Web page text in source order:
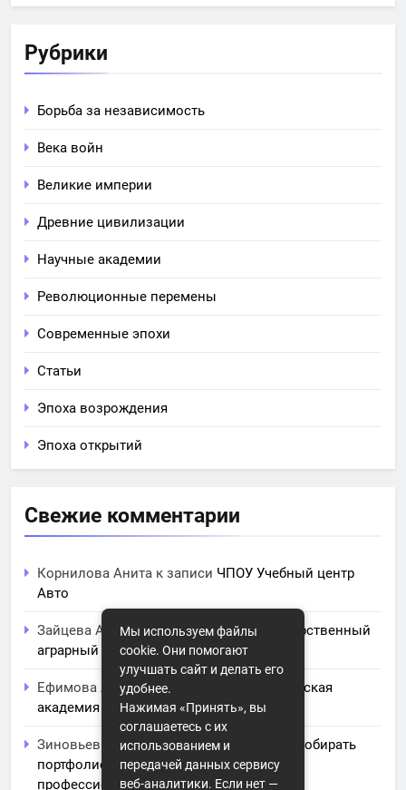
Рубрики
Борьба за независимость
Века войн
Великие империи
Древние цивилизации
Научные академии
Революционные перемены
Современные эпохи
Статьи
Эпоха возрождения
Эпоха открытий
Свежие комментарии
Корнилова Анита к записи ЧПОУ Учебный центр
Авто
Зайцева Аринак записиКурский государственный
аграрный университет им. И.И. Иванова
Ефимова Лидияк записи
Северо-Кавказская
академия управления
Зиновьев Радомирк записиИскусство собирать
портфолио: советы и заметки для
профессионального роста
Мы используем файлы
cookie. Они помогают
улучшать сайт и делать его
удобнее.
Нажимая «Принять», вы
соглашаетесь с их
использованием и
передачей данных сервису
веб-аналитики. Если нет —